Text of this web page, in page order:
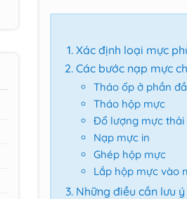
Xác định loại mực
Các bước nạp mực
Tháo ốp ở phần
Tháo hộp mực
Đổ lượng mực thải
Nạp mực in
Ghép hộp mực
Lắp hộp mực vào
Những điều cần lưu